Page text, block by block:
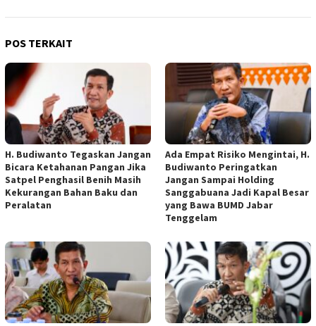
POS TERKAIT
H. Budiwanto Tegaskan Jangan
Bicara Ketahanan Pangan Jika
Satpel Penghasil Benih Masih
Kekurangan Bahan Baku dan
Peralatan
Ada Empat Risiko Mengintai, H.
Budiwanto Peringatkan
Jangan Sampai Holding
Sanggabuana Jadi Kapal Besar
yang Bawa BUMD Jabar
Tenggelam